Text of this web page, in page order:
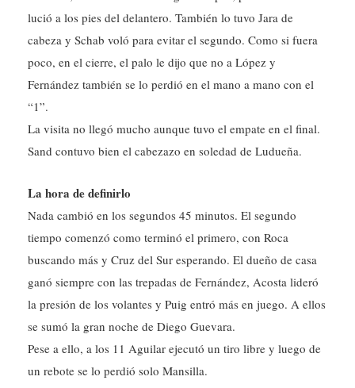
cabeza y Schab voló para evitar el segundo. Como si fuera
poco, en el cierre, el palo le dijo que no a López y
Fernández también se lo perdió en el mano a mano con el
“1”.
La visita no llegó mucho aunque tuvo el empate en el final.
Sand contuvo bien el cabezazo en soledad de Ludueña.
Nada cambió en los segundos 45 minutos. El segundo
tiempo comenzó como terminó el primero, con Roca
buscando más y Cruz del Sur esperando. El dueño de casa
ganó siempre con las trepadas de Fernández, Acosta lideró
la presión de los volantes y Puig entró más en juego. A ellos
se sumó la gran noche de Diego Guevara.
Pese a ello, a los 11 Aguilar ejecutó un tiro libre y luego de
un rebote se lo perdió solo Mansilla.
El Depo tuvo el 2-0 a los 13, pero Schab le tapó el mano a